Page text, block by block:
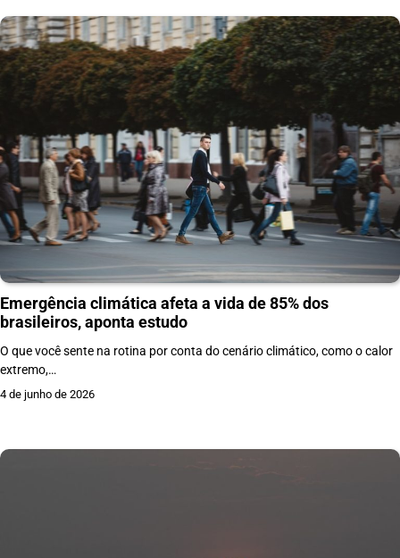
Emergência climática afeta a vida de 85% dos
brasileiros, aponta estudo
O que você sente na rotina por conta do cenário climático, como o calor
extremo,…
4 de junho de 2026